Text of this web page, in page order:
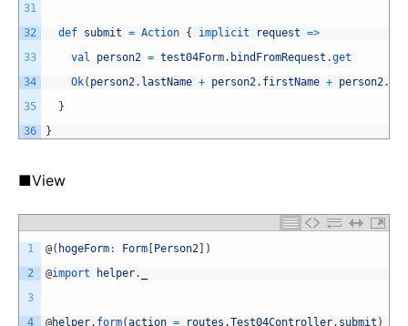
31
32
33
34
35
36
def submit = Action { implicit request =>
val person2 = test04Form. bindFromRequest .get
Ok( person2. lastName + person2. firstName + person2.
}
}
■View
1
2
3
4
@( hogeForm: Form [Person2] )
@import helper.
@helper. form(action = routes .Test04Controller. submit )